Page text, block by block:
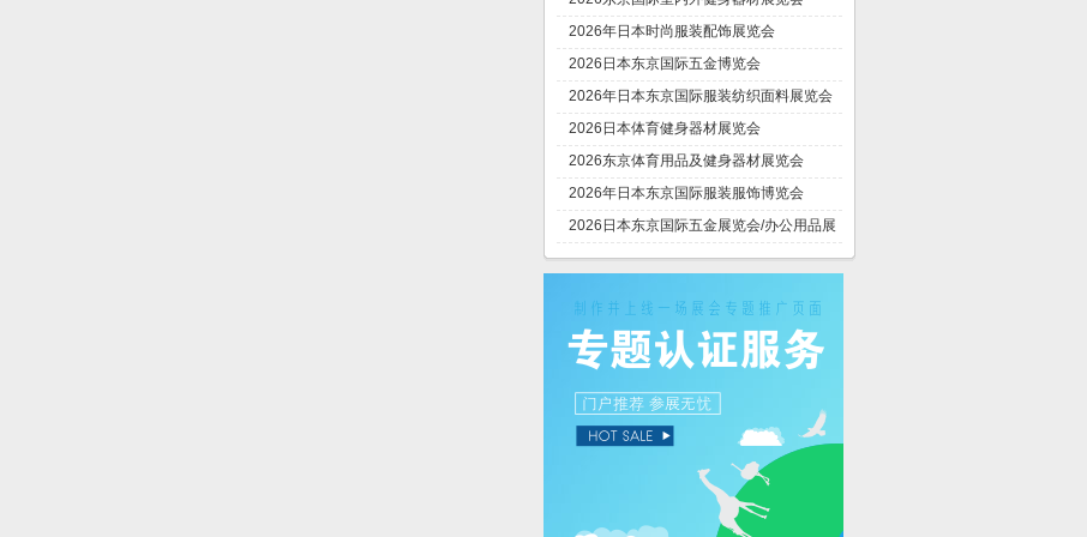
2026年日本时尚服装配饰展览会
2026日本东京国际五金博览会
2026年日本东京国际服装纺织面料展览会
2026日本体育健身器材展览会
2026东京体育用品及健身器材展览会
2026年日本东京国际服装服饰博览会
2026日本东京国际五金展览会/办公用品展